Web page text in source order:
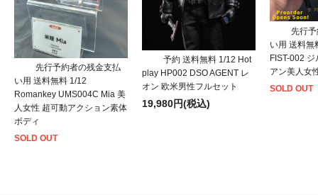
先行予約者の残金支払
い用 送料無料 1/12
Romankey UMS004C Mia 美
人女性 超可動アクション素体
ボディ
SOLD OUT
予約 送料無料 1/12 Hot
play HP002 DSO AGENT レ
オン 欧米男性フルセット
19,980円(税込)
先行
い用 送料無
FIST-002
アン美人女
SOLD OUT